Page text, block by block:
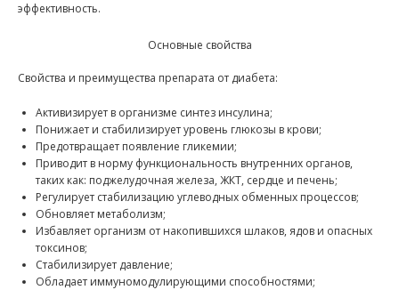
эффективность.
Основные свойства
Свойства и преимущества препарата от диабета:
Активизирует в организме синтез инсулина;
Понижает и стабилизирует уровень глюкозы в крови;
Предотвращает появление гликемии;
Приводит в норму функциональность внутренних органов,
таких как: поджелудочная железа, ЖКТ, сердце и печень;
Регулирует стабилизацию углеводных обменных процессов;
Обновляет метаболизм;
Избавляет организм от накопившихся шлаков, ядов и опасных
токсинов;
Стабилизирует давление;
Обладает иммуномодулирующими способностями;